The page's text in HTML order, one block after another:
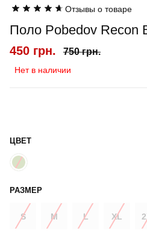
Отзывы о товаре
Поло Pobedov Recon
450 грн. 750 грн.
Нет в наличии
ЦВЕТ
РАЗМЕР
S M L XL